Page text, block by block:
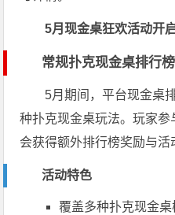
5月现金桌狂欢活动开
常规扑克现金桌排行
5月期间，平台现金桌
种扑克现金桌玩法。玩家
会获得额外排行榜奖励与活
活动特色
覆盖多种扑克现金桌